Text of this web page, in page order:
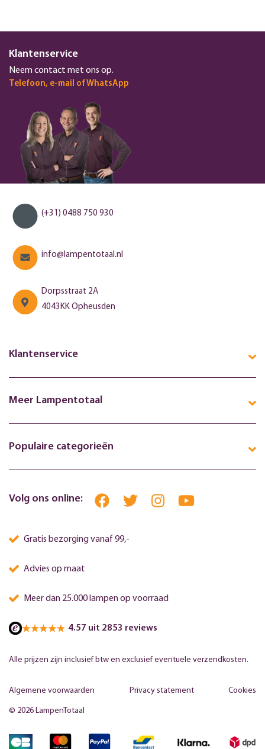
Klantenservice
Neem contact met ons op.
Telefoon, e-mail of WhatsApp
(+31) 0488 750 930
info@lampentotaal.nl
Dorpsstraat 2A
4043KK Opheusden
Klantenservice
Meer Lampentotaal
Populaire categorieën
Volg ons online:
Gratis bezorging vanaf 99,-
Advies op maat
Meer dan 25.000 lampen op voorraad
4.57 uit 2853 reviews
Alle prijzen zijn inclusief btw en exclusief eventuele verzendkosten.
© 2026 LampenTotaal
Algemene voorwaarden Privacy statement Cookies